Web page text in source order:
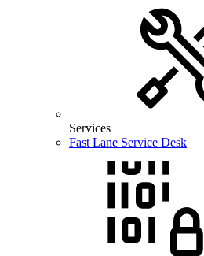
Services
Fast Lane Service Desk